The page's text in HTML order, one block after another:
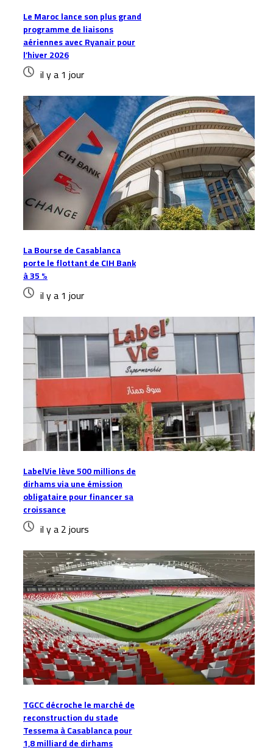
Le Maroc lance son plus grand
programme de liaisons
aériennes avec Ryanair pour
l’hiver 2026
il y a 1 jour
La Bourse de Casablanca
porte le flottant de CIH Bank
à 35 %
il y a 1 jour
LabelVie lève 500 millions de
dirhams via une émission
obligataire pour financer sa
croissance
il y a 2 jours
TGCC décroche le marché de
reconstruction du stade
Tessema à Casablanca pour
1,8 milliard de dirhams